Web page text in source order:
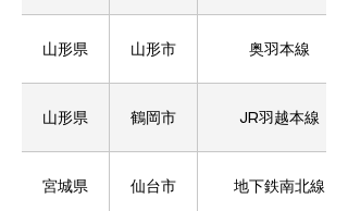
山形県 山形市 奥羽本線
山形県 鶴岡市 JR羽越本線
宮城県 仙台市 地下鉄南北線